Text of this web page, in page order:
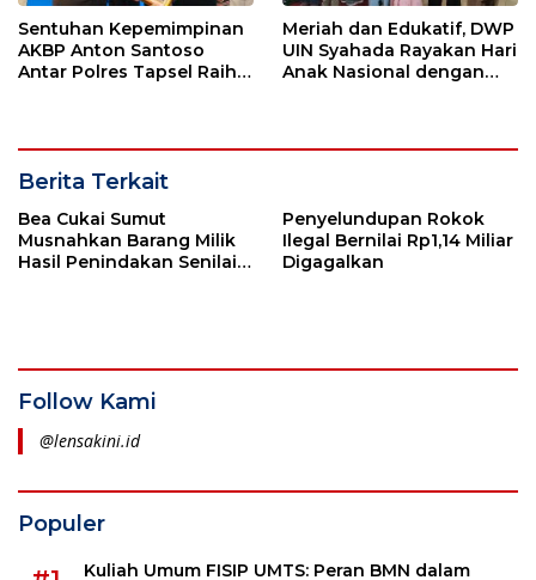
Sentuhan Kepemimpinan
AKBP Anton Santoso
Antar Polres Tapsel Raih
Meriah dan Edukatif, DWP
UIN Syahada Rayakan Hari
Anak Nasional dengan
Berita Terkait
Bea Cukai Sumut
Musnahkan Barang Milik
Hasil Penindakan Senilai
Penyelundupan Rokok
Ilegal Bernilai Rp1,14 Miliar
Digagalkan
Follow Kami
@lensakini.id
Populer
Kuliah Umum FISIP UMTS: Peran BMN dalam